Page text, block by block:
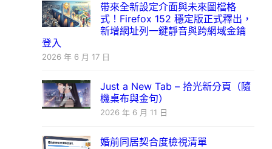
帶來全新設定介面與未來圖檔格
式！Firefox 152 穩定版正式釋出，
新增網址列一鍵靜音與跨網域金鑰
登入
2026 年 6 月 17 日
Just a New Tab – 拾光新分頁（隨
機桌布與金句）
2026 年 6 月 11 日
婚前同居契合度檢視清單